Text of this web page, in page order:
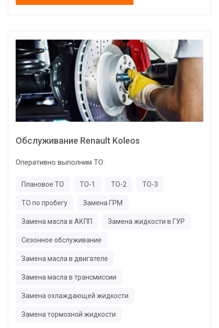
Обслуживание Renault Koleos
Оперативно выполним ТО:
Плановое ТО ТО-1 ТО-2 ТО-3
ТО по пробегу Замена ГРМ
Замена масла в АКПП Замена жидкости в ГУР
Сезонное обслуживание
Замена масла в двигателе
Замена масла в трансмиссии
Замена охлаждающей жидкости
Замена тормозной жидкости